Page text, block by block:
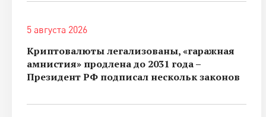
5 августа 2026
Криптовалюты легализованы, «гаражная
амнистия» продлена до 2031 года –
Президент РФ подписал нескольк законов